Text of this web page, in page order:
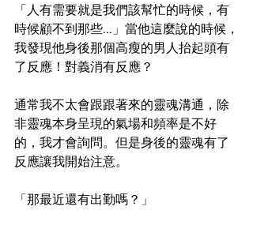
「人有需要就是我們該幫忙的時候，有
時候顧不到那些...」當他這麼說的時候，
我發現他身後那個高瘦的男人抬起頭有
了反應！對義消有反應？
通常我不太會跟跟著來的靈魂溝通，除
非靈魂本身呈現的氣場和頻率是不好
的，我才會詢問。但是身後的靈魂有了
反應讓我開始注意。
「那最近還有出勤嗎？」